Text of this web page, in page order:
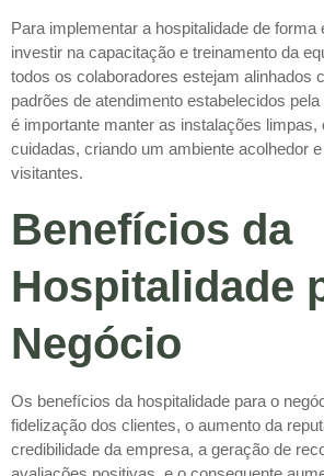
Para implementar a hospitalidade de forma
investir na capacitação e treinamento da
todos os colaboradores estejam alinhados
padrões de atendimento estabelecidos
é importante manter as instalações limpas,
cuidadas, criando um ambiente acolhedor
visitantes.
Benefícios da
Hospitalidade
Negócio
Os benefícios da hospitalidade para o
fidelização dos clientes, o aumento da
credibilidade da empresa, a geração de